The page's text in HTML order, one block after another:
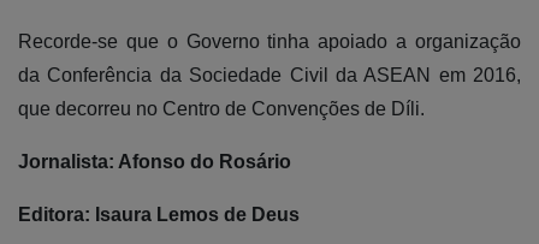
Recorde-se que o Governo tinha apoiado a organização
da Conferência da Sociedade Civil da ASEAN em 2016,
que decorreu no Centro de Convenções de Díli.
Jornalista: Afonso do Rosário
Editora: Isaura Lemos de Deus